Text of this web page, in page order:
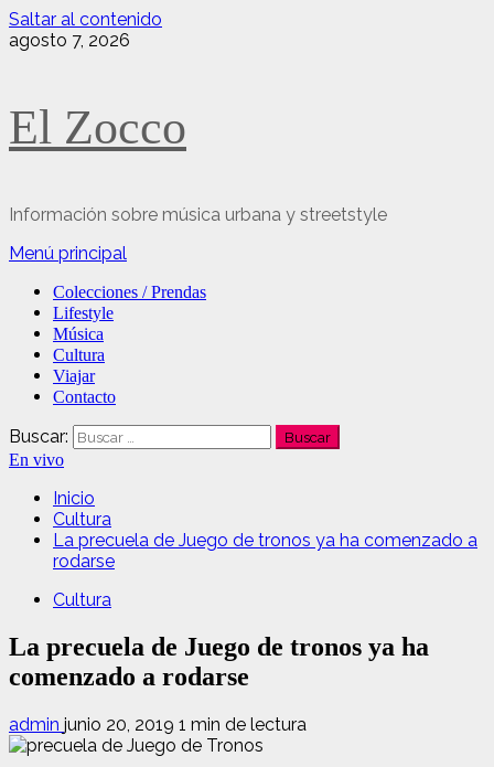
Saltar al contenido
agosto 7, 2026
El Zocco
Información sobre música urbana y streetstyle
Menú principal
Colecciones / Prendas
Lifestyle
Música
Cultura
Viajar
Contacto
Buscar:
En vivo
Inicio
Cultura
La precuela de Juego de tronos ya ha comenzado a
rodarse
Cultura
La precuela de Juego de tronos ya ha
comenzado a rodarse
admin junio 20, 2019 1 min de lectura